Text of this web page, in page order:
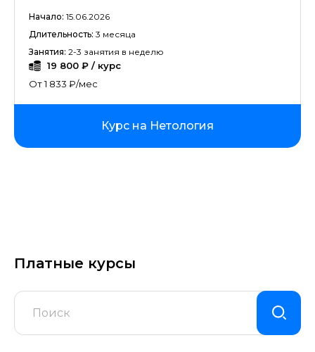
Управление командами
1C-разработка
Дизайн для начинающих
Дизайн среды
Начало: 15.06.2026
Длительность: 3 месяца
Занятия: 2-3 занятия в неделю
19 800 ₽ / курс
От 1 833 ₽/мес
Курс на Нетология
Платные курсы